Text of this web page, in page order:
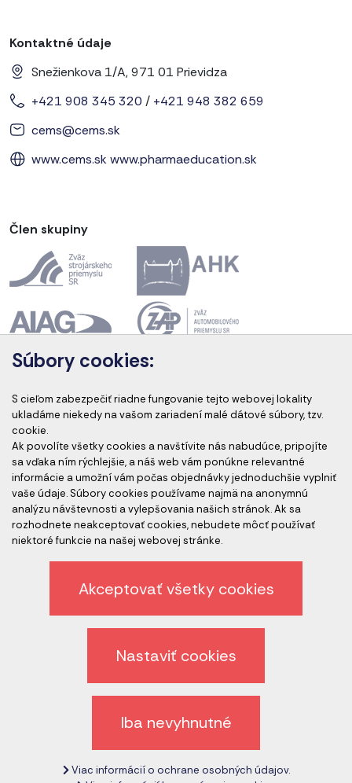
Kontaktné údaje
Snežienkova 1/A, 971 01 Prievidza
+421 908 345 320 / +421 948 382 659
cems@cems.sk
www.cems.skwww.pharmaeducation.sk
Člen skupiny
Akreditácia kurzov
Akreditovaní audítori
Etický kódex spoločnosti
Ochrana osobných údajov
Odhlásenie z newslettera
Zrušiť nastavenie cookies
Súbory cookies:
S cieľom zabezpečiť riadne fungovanie tejto webovej lokality
ukladáme niekedy na vašom zariadení malé dátové súbory, tzv.
cookie.
Ak povolíte všetky cookies a navštívite nás nabudúce, pripojíte
sa vďaka ním rýchlejšie, a náš web vám ponúkne relevantné
informácie a umožní vám počas objednávky jednoduchšie vyplniť
vaše údaje. Súbory cookies používame najmä na anonymnú
analýzu návštevnosti a vylepšovania našich stránok. Ak sa
rozhodnete neakceptovať cookies, nebudete môcť používať
niektoré funkcie na našej webovej stránke.
Akceptovať všetky cookies
Nastaviť cookies
Iba nevyhnutné
Viac informácií o ochrane osobných údajov.